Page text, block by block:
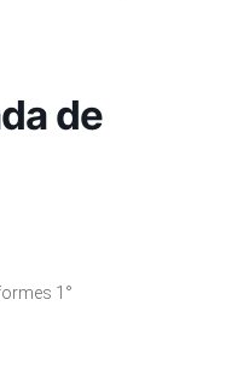
de
1°